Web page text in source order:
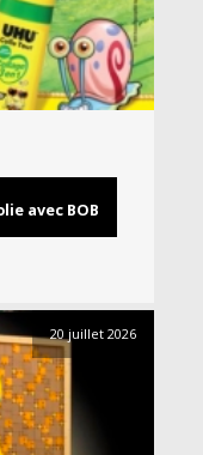
avec BOB
20 juillet 2026